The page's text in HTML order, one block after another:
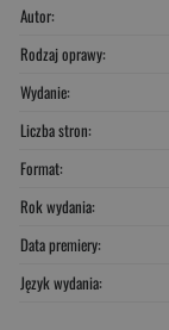
Autor:
Rodzaj oprawy:
Wydanie:
Liczba stron:
Format:
Rok wydania:
Data premiery:
Język wydania: